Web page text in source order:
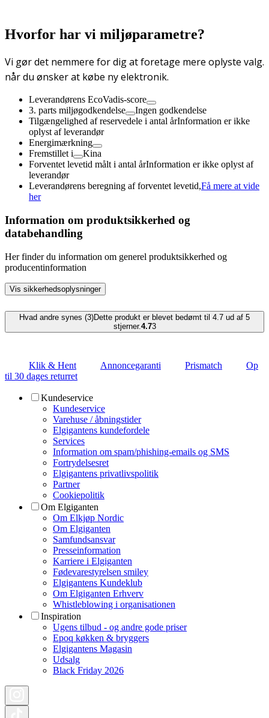
Hvorfor har vi miljøparametre?
Vi gør det nemmere for dig at foretage mere oplyste valg.
når du ønsker at købe ny elektronik.
Leverandørens EcoVadis-score
3. parts miljøgodkendelse
Ingen godkendelse
Tilgængelighed af reservedele i antal årInformation er ikke
oplyst af leverandør
Energimærkning
Fremstillet i
Kina
Forventet levetid målt i antal årInformation er ikke oplyst af
leverandør
Leverandørens beregning af forventet levetid,Få mere at vide
her
Information om produktsikkerhed og
databehandling
Her finder du information om generel produktsikkerhed og
producentinformation
Vis sikkerhedsoplysninger
Hvad andre synes (3)Dette produkt er blevet bedømt til 4.7 ud af 5
stjerner.4.73
Klik & Hent Annoncegaranti Prismatch
Op
til 30 dages returret
Kundeservice
Kundeservice
Varehuse / åbningstider
Elgigantens kundefordele
Services
Information om spam/phishing-emails og SMS
Fortrydelsesret
Elgigantens privatlivspolitik
Partner
Cookiepolitik
Om Elgiganten
Om Elkjøp Nordic
Om Elgiganten
Samfundsansvar
Presseinformation
Karriere i Elgiganten
Fødevarestyrelsen smiley
Elgigantens Kundeklub
Om Elgiganten Erhverv
Whistleblowing i organisationen
Inspiration
Ugens tilbud - og andre gode priser
Epoq køkken & bryggers
Elgigantens Magasin
Udsalg
Black Friday 2026